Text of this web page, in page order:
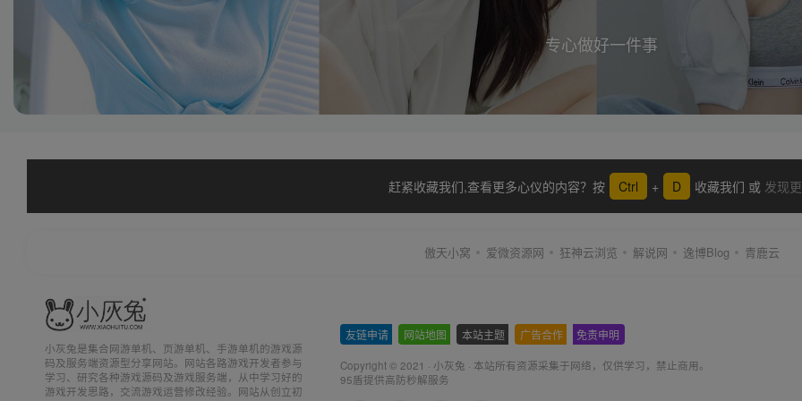
专心做好一件事
赶紧收藏我们,查看更多心仪的内容？按 Ctrl + D 收藏我们 或 发现
傲天小窝 爱微资源网 狂神云浏览 解说网 逸博Blog 青鹿云
小灰兔是集合网游单机、页游单机、手游单机的游戏源
码及服务端资源型分享网站。网站各路游戏开发者参与
学习、研究各种游戏源码及游戏服务端，从中学习好的
游戏开发思路，交流游戏运营修改经验。网站从创立初
友链申请 网站地图 本站主题 广告合作 免责申明
Copyright © 2021 · 小灰兔 · 本站所有资源采集于网络，仅供学习，禁止商用。
95盾提供高防秒解服务